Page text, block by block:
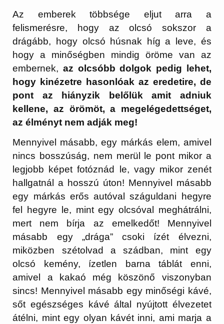
Az emberek többsége eljut arra a
felismerésre, hogy az olcsó sokszor a
drágább, hogy olcsó húsnak híg a leve, és
hogy a minőségben mindig öröme van az
embernek, az olcsóbb dolgok pedig lehet,
hogy kinézetre hasonlóak az eredetire, de
pont az hiányzik belőlük amit adniuk
kellene, az örömöt, a megelégedettséget,
az élményt nem adják meg!
Mennyivel másabb, egy márkás elem, amivel
nincs bosszúság, nem merül le pont mikor a
legjobb képet fotóznád le, vagy mikor zenét
hallgatnál a hosszú úton! Mennyivel másabb
egy márkás erős autóval száguldani hegyre
fel hegyre le, mint egy olcsóval meghátrálni,
mert nem bírja az emelkedőt! Mennyivel
másabb egy „drága” csoki ízét élvezni,
miközben szétolvad a szádban, mint egy
olcsó kemény, ízetlen barna táblát enni,
amivel a kakaó még köszönő viszonyban
sincs! Mennyivel másabb egy minőségi kávé,
sőt egészséges kávé által nyújtott élvezetet
átélni, mint egy olyan kávét inni, ami marja a